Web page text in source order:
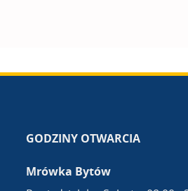
GODZINY OTWARCIA
Mrówka Bytów